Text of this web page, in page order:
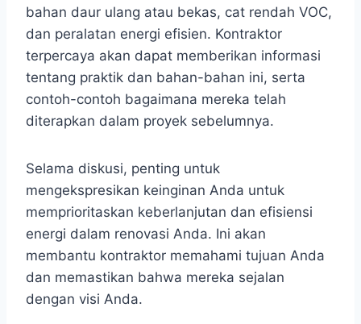
bahan daur ulang atau bekas, cat rendah VOC,
dan peralatan energi efisien. Kontraktor
terpercaya akan dapat memberikan informasi
tentang praktik dan bahan-bahan ini, serta
contoh-contoh bagaimana mereka telah
diterapkan dalam proyek sebelumnya.
Selama diskusi, penting untuk
mengekspresikan keinginan Anda untuk
memprioritaskan keberlanjutan dan efisiensi
energi dalam renovasi Anda. Ini akan
membantu kontraktor memahami tujuan Anda
dan memastikan bahwa mereka sejalan
dengan visi Anda.